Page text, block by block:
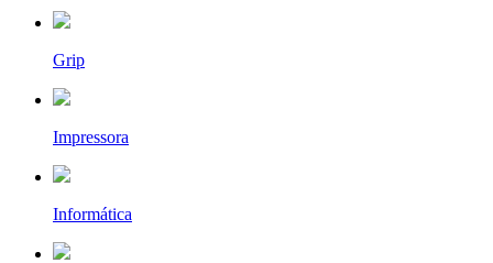
Grip
Impressora
Informática